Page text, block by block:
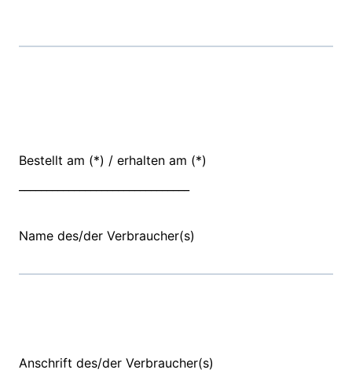
Bestellt am (*) / erhalten am (*)
Name des/der Verbraucher(s)
Anschrift des/der Verbraucher(s)